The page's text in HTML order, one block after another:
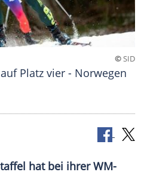
©SID
Platz vier - Norwegen
hat bei ihrer WM-